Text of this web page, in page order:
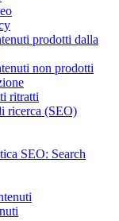
prodotti dalla
non prodotti
ritratti
ricerca (SEO)
SEO: Search